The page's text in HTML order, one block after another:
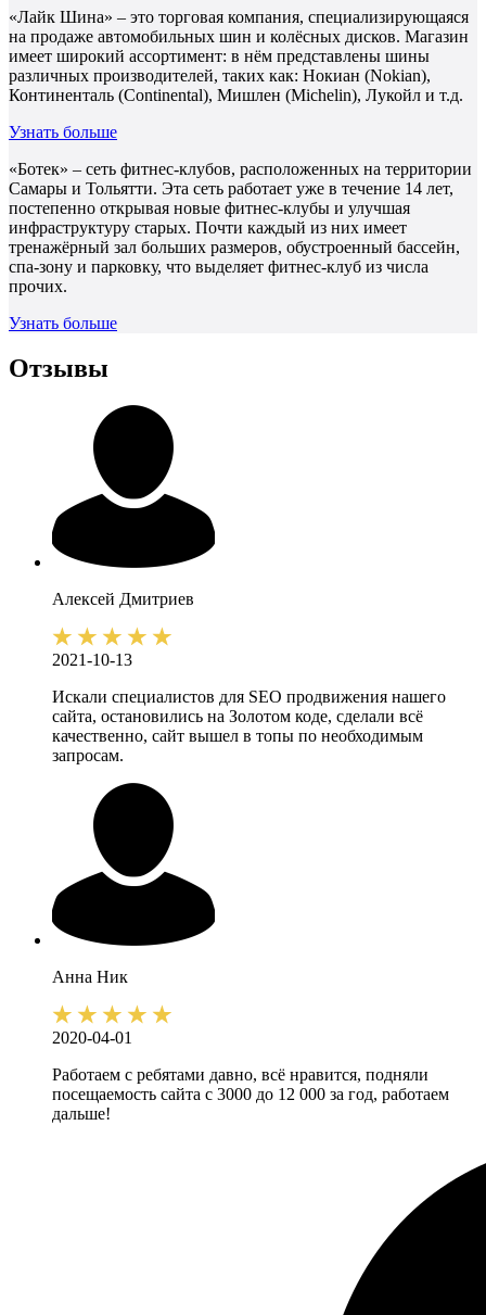
«Лайк Шина» – это торговая компания, специализирующаяся
на продаже автомобильных шин и колёсных дисков. Магазин
имеет широкий ассортимент: в нём представлены шины
различных производителей, таких как: Нокиан (Nokian),
Континенталь (Continental), Мишлен (Michelin), Лукойл и т.д.
Узнать больше
«Ботек» – сеть фитнес-клубов, расположенных на территории
Самары и Тольятти. Эта сеть работает уже в течение 14 лет,
постепенно открывая новые фитнес-клубы и улучшая
инфраструктуру старых. Почти каждый из них имеет
тренажёрный зал больших размеров, обустроенный бассейн,
спа-зону и парковку, что выделяет фитнес-клуб из числа
прочих.
Узнать больше
Отзывы
Алексей Дмитриев
2021-10-13
Искали специалистов для SEO продвижения нашего
сайта, остановились на Золотом коде, сделали всё
качественно, сайт вышел в топы по необходимым
запросам.
Анна Ник
2020-04-01
Работаем с ребятами давно, всё нравится, подняли
посещаемость сайта с 3000 до 12 000 за год, работаем
дальше!